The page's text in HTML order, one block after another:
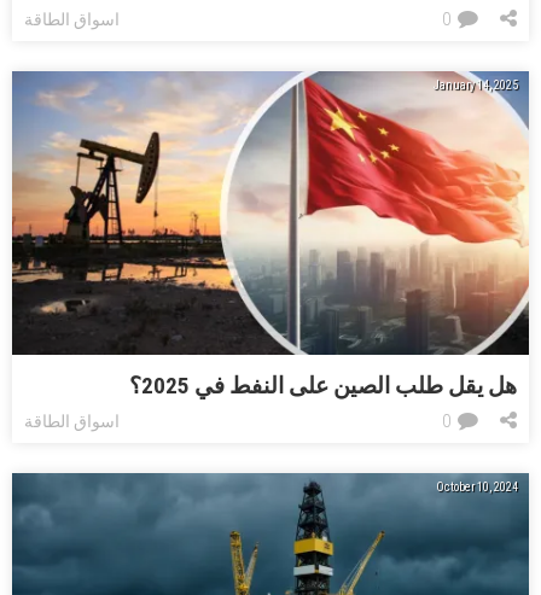
اسواق الطاقة 0
January 14, 2025
هل يقل طلب الصين على النفط في 2025؟
اسواق الطاقة 0
October 10, 2024